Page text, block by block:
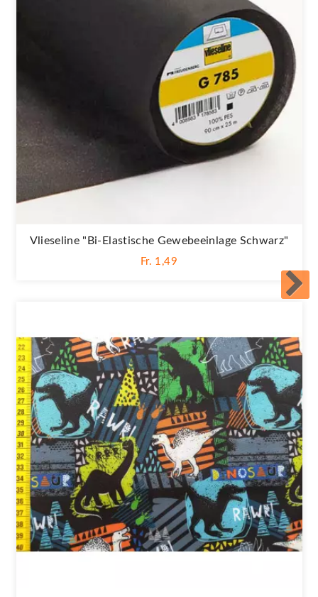
Vlieseline "Bi-Elastische Gewebeeinlage Schwarz"
Fr. 1,49